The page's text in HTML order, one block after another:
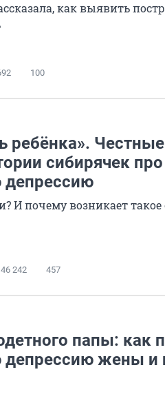
как выявить
100
ребёнка».
сибирячек про
депрессию
И почему возникает такое
46 242 457
папы: как
депрессию жены и